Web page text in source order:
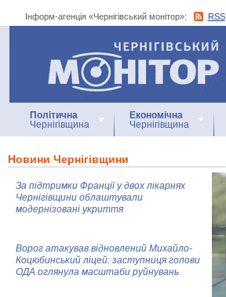
Інформ-агенція «Чернігівський монітор»: RSS
Інформ-агенція
«Чернігівський монітор»
Політична
Чернігівщина
Економічна
Чернігівщина
Новини Чернігівщини
За підтримки Франції у двох лікарнях
Чернігівщини облаштували
модернізовані укриття
Ворог атакував відновлений Михайло-
Коцюбинський ліцей: заступниця голови
ОДА оглянула масштаби руйнувань